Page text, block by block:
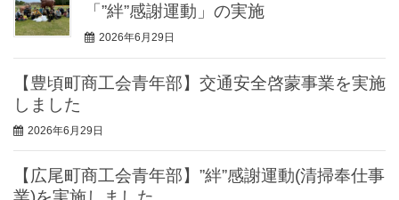
「”絆”感謝運動」の実施
2026年6月29日
【豊頃町商工会青年部】交通安全啓蒙事業を実施
しました
2026年6月29日
【広尾町商工会青年部】”絆”感謝運動(清掃奉仕事